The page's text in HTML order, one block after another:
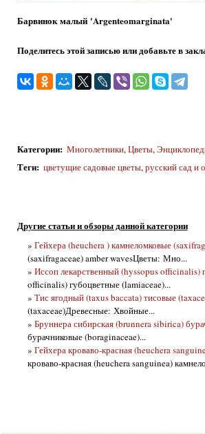
Барвинок малый 'Argenteomarginata'
Поделитесь этой записью или добавьте в
Категории: Многолетники,Цветы,
Теги: цветущие садовые цветы,русский сад и
Другие статьи и обзоры данной категории
» Гейхера (heuchera ) камнеломковые
(saxifragaceae) amber wavesЦветы: Мно...
» Иссоп лекарственный (hyssopus officinalis)
officinalis) губоцветные (lamiaceae)...
» Тис ягодный (taxus baccata) тисовые
(taxaceae)Древесные: Хвойные...
» Бруннера сибирская (brunnera sibirica)
бурачниковые (boraginaceae)...
» Гейхера кроваво-красная (heuchera
кроваво-красная (heuchera sanguinea)